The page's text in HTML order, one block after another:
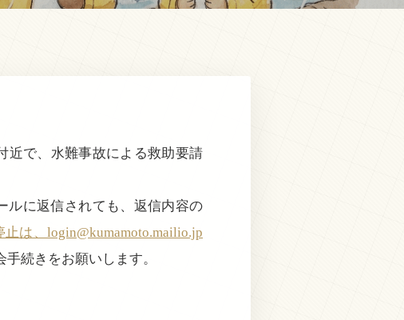
近で、水難事故による救助要請
に返信されても、返信内容の
止は、login@kumamoto.mailio.jp
続きをお願いします。